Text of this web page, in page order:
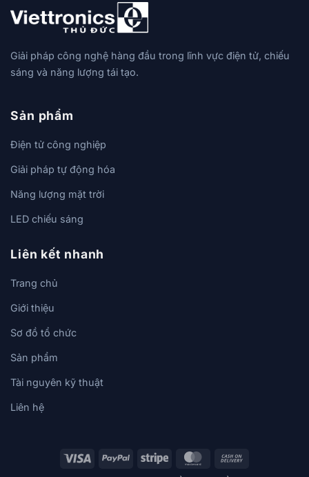
Giải pháp công nghệ hàng đầu trong lĩnh vực điện tử, chiếu
sáng và năng lượng tái tạo.
Sản phẩm
Điện tử công nghiệp
Giải pháp tự động hóa
Năng lượng mặt trời
LED chiếu sáng
Liên kết nhanh
Trang chủ
Giới thiệu
Sơ đồ tổ chức
Sản phẩm
Tài nguyên kỹ thuật
Liên hệ
Visa PayPal Stripe MasterCard